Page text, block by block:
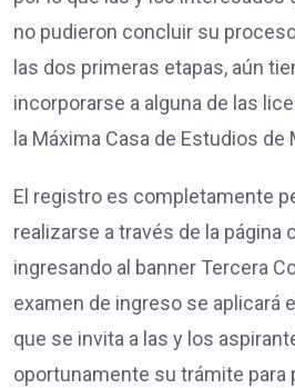
no pudieron concluir su
las dos primeras etapas, aún
incorporarse a alguna de las
la Máxima Casa de Estudios de
El registro es completamente
realizarse a través de la página
ingresando al banner Tercera
examen de ingreso se aplicará
que se invita a las y los
oportunamente su trámite para